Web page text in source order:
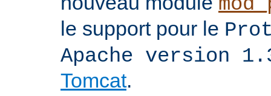
le support pour le
Apache version
Tomcat.